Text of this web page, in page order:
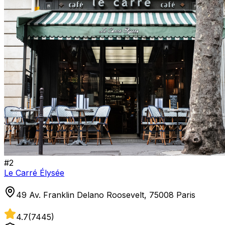
#2
Le Carré Élysée
49 Av. Franklin Delano Roosevelt, 75008 Paris
4.7(7445)